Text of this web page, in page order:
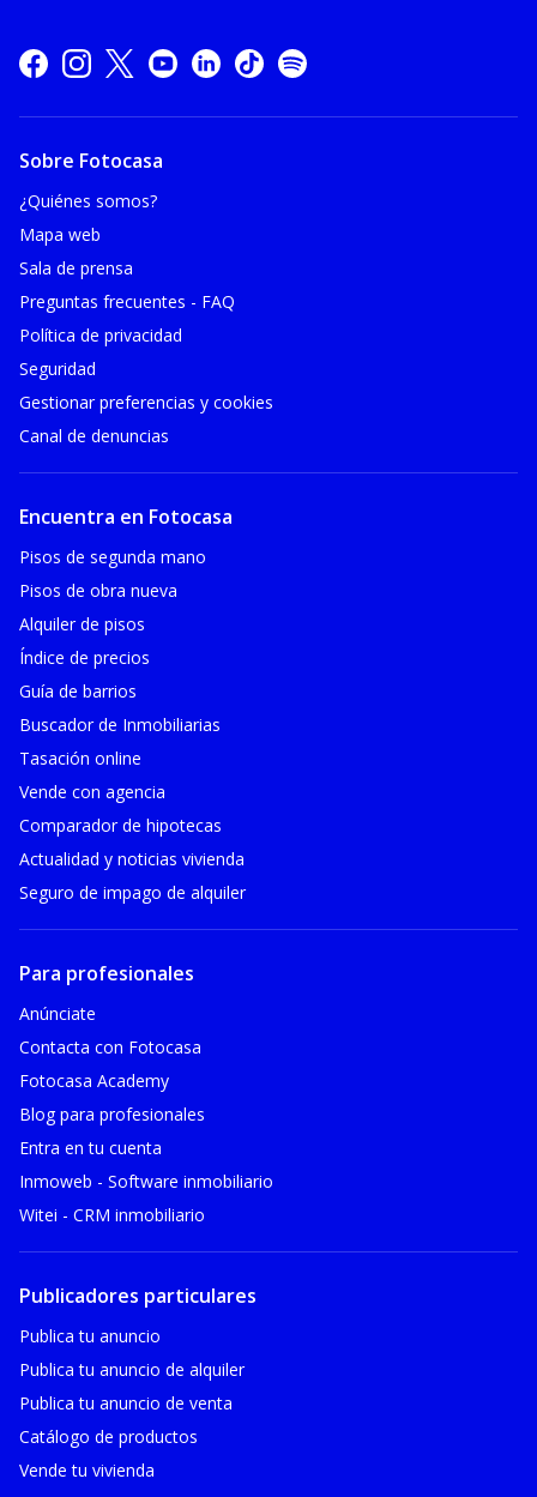
Sobre Fotocasa
¿Quiénes somos?
Mapa web
Sala de prensa
Preguntas frecuentes - FAQ
Política de privacidad
Seguridad
Gestionar preferencias y cookies
Canal de denuncias
Encuentra en Fotocasa
Pisos de segunda mano
Pisos de obra nueva
Alquiler de pisos
Índice de precios
Guía de barrios
Buscador de Inmobiliarias
Tasación online
Vende con agencia
Comparador de hipotecas
Actualidad y noticias vivienda
Seguro de impago de alquiler
Para profesionales
Anúnciate
Contacta con Fotocasa
Fotocasa Academy
Blog para profesionales
Entra en tu cuenta
Inmoweb - Software inmobiliario
Witei - CRM inmobiliario
Publicadores particulares
Publica tu anuncio
Publica tu anuncio de alquiler
Publica tu anuncio de venta
Catálogo de productos
Vende tu vivienda